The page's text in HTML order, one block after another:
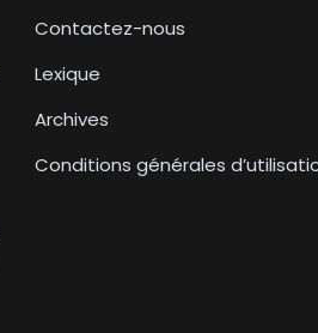
Contactez-nous
Lexique
Archives
Conditions générales